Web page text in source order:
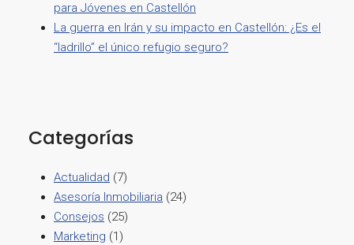
para Jóvenes en Castellón
La guerra en Irán y su impacto en Castellón: ¿Es el
“ladrillo” el único refugio seguro?
Categorías
Actualidad (7)
Asesoría Inmobiliaria (24)
Consejos (25)
Marketing (1)